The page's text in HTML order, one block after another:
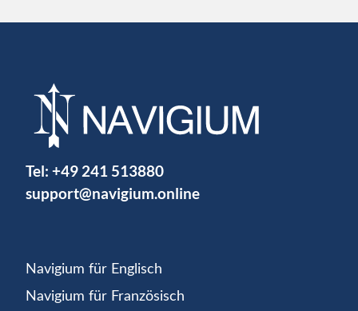
Tel: +49 241 513880
support@navigium.online
Navigium für Englisch
Navigium für Französisch